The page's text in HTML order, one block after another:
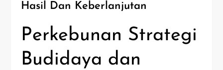
Hasil Dan Keberlanjutan
Perkebunan Strategi
Budidaya dan